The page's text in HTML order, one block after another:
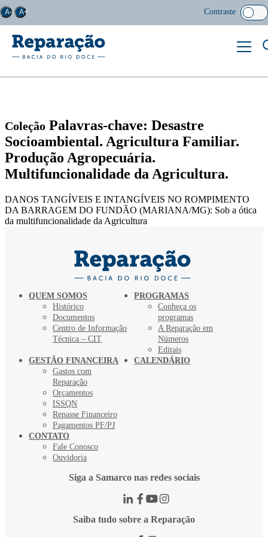
A- A+ Contraste
Coleção Palavras-chave: Desastre
Socioambiental. Agricultura Familiar.
Produção Agropecuária.
Multifuncionalidade da Agricultura.
DANOS TANGÍVEIS E INTANGÍVEIS NO ROMPIMENTO
DA BARRAGEM DO FUNDÃO (MARIANA/MG): Sob a ótica
da multifuncionalidade da Agricultura
QUEM SOMOS
Histórico
Documentos
Centro de Informação
Técnica – CIT
PROGRAMAS
Conheça os
programas
A Reparação em
Números
Editais
GESTÃO FINANCEIRA
Gastos com
Reparação
Orçamentos
ISSQN
Repasse Financeiro
Pagamentos PF/PJ
CALENDÁRIO
CONTATO
Fale Conosco
Ouvidoria
Siga a Samarco nas redes sociais
Saiba tudo sobre a Reparação